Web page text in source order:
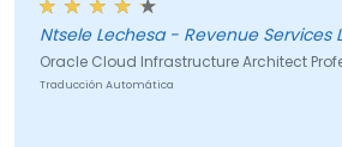
Ntsele Lechesa - Revenue
Oracle Cloud Infrastructure Architect
Traducción Automática